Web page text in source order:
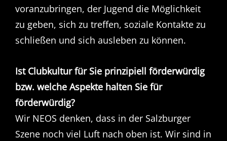
voranzubringen, der Jugend die Möglichkeit
zu geben, sich zu treffen, soziale Kontakte zu
schließen und sich ausleben zu können.
Ist Clubkultur für Sie prinzipiell förderwürdig
bzw. welche Aspekte halten Sie für
förderwürdig?
Wir NEOS denken, dass in der Salzburger
Szene noch viel Luft nach oben ist. Wir sind in